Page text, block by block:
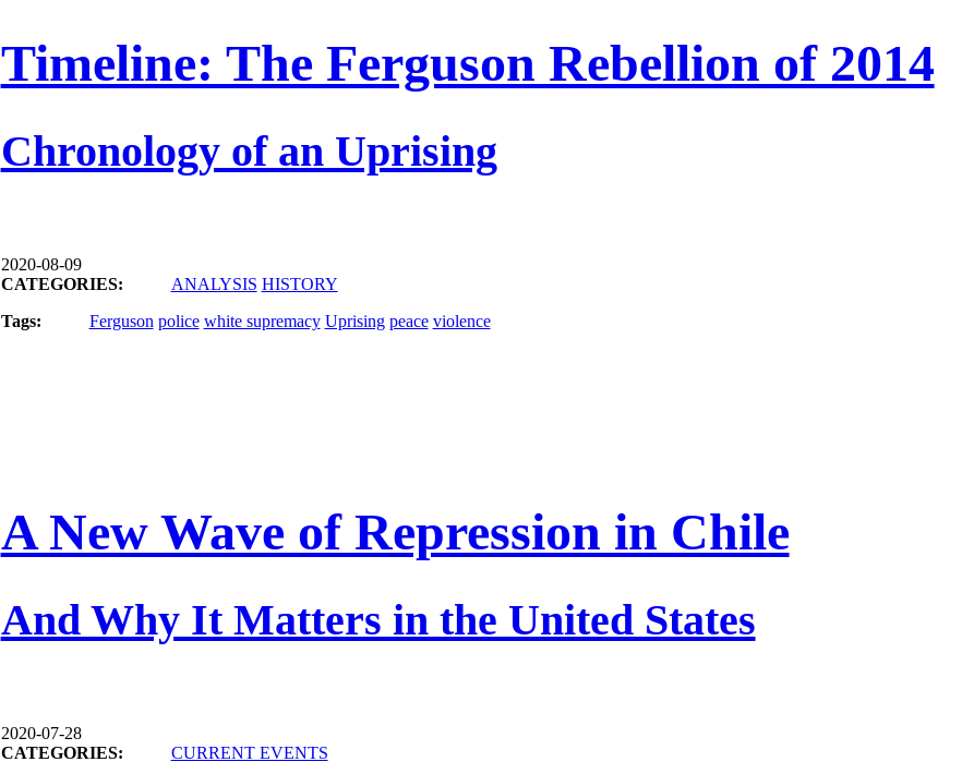
Timeline: The Ferguson Rebellion of 2014
Chronology of an Uprising
2020-08-09
CATEGORIES:
ANALYSIS HISTORY
Tags:
Ferguson police white supremacy Uprising peace violence
A New Wave of Repression in Chile
And Why It Matters in the United States
2020-07-28
CATEGORIES:
CURRENT EVENTS